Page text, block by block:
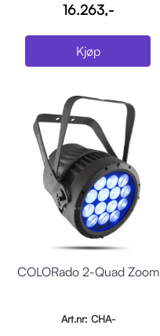
16.263,-
Kjøp
COLORado 2-Quad Zoom
Art.nr: CHA-